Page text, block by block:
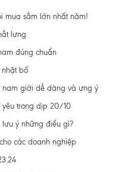
mua sắm lớn nhất năm!
lưng
đúng chuẩn
bố
nam giới dễ dàng và ưng ý
trong dịp 20/10
ý những điều gì?
các doanh nghiệp